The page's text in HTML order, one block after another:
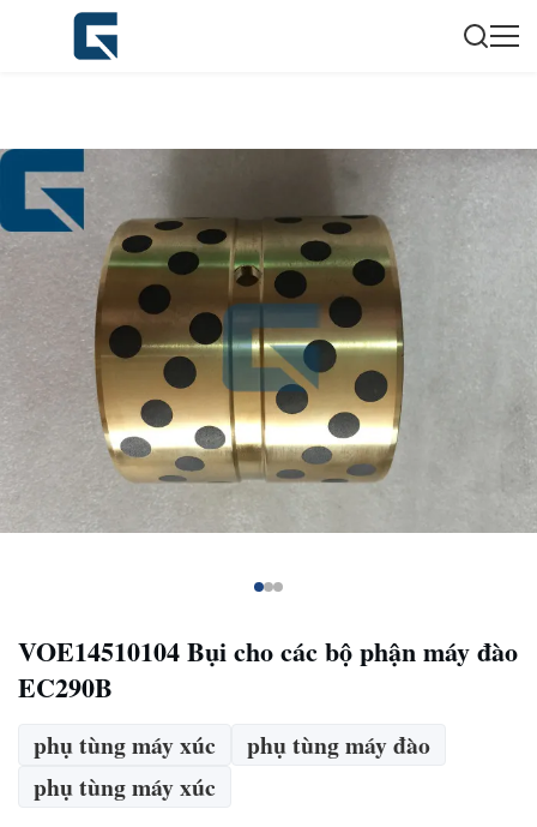
VOE14510104 Bụi cho các bộ phận máy đào
EC290B
phụ tùng máy xúc
phụ tùng máy đào
phụ tùng máy xúc